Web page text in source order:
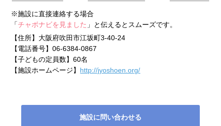
※施設に直接連絡する場合
「チャボナビを見ました 」と伝えるとスムーズです。
【住所】 大阪府吹田市江坂町3-40-24
【電話番号】06-6384-0867
【子どもの定員数】60名
【施設ホームページ】 http://jyoshoen.org/
施設に問い合わせる